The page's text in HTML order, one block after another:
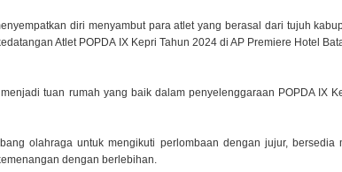
diri menyambut para atlet yang berasal dari tujuh
Atlet POPDA IX Kepri Tahun 2024 di AP Premiere Hotel
tuan rumah yang baik dalam penyelenggaraan POPDA IX
olahraga untuk mengikuti perlombaan dengan jujur, bersedia
dengan berlebihan.